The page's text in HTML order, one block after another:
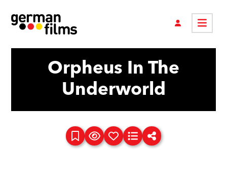
Orpheus In The
Underworld